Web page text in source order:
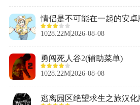
情侣是不可能在一起的安卓
1028.22M2026-08-08
勇闯死人谷2(辅助菜单)
1028.22M2026-08-08
逃离园区绝望求生之旅汉化